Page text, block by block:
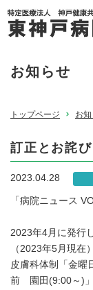
お知らせ
トップページ お
訂正とお詫
2023.04.28
「病院ニュース
2023年4月に発行
（2023年5月現在
皮膚科体制「金
前 園田(9:00～)